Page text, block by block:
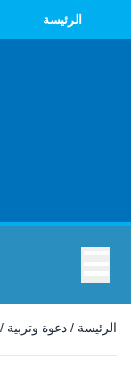
الرئيسة
الرئيسة / دعوة وتربية /